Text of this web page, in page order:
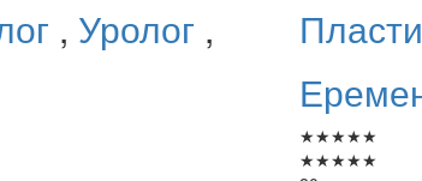
, Уролог ,
★★★★★
★★★★★